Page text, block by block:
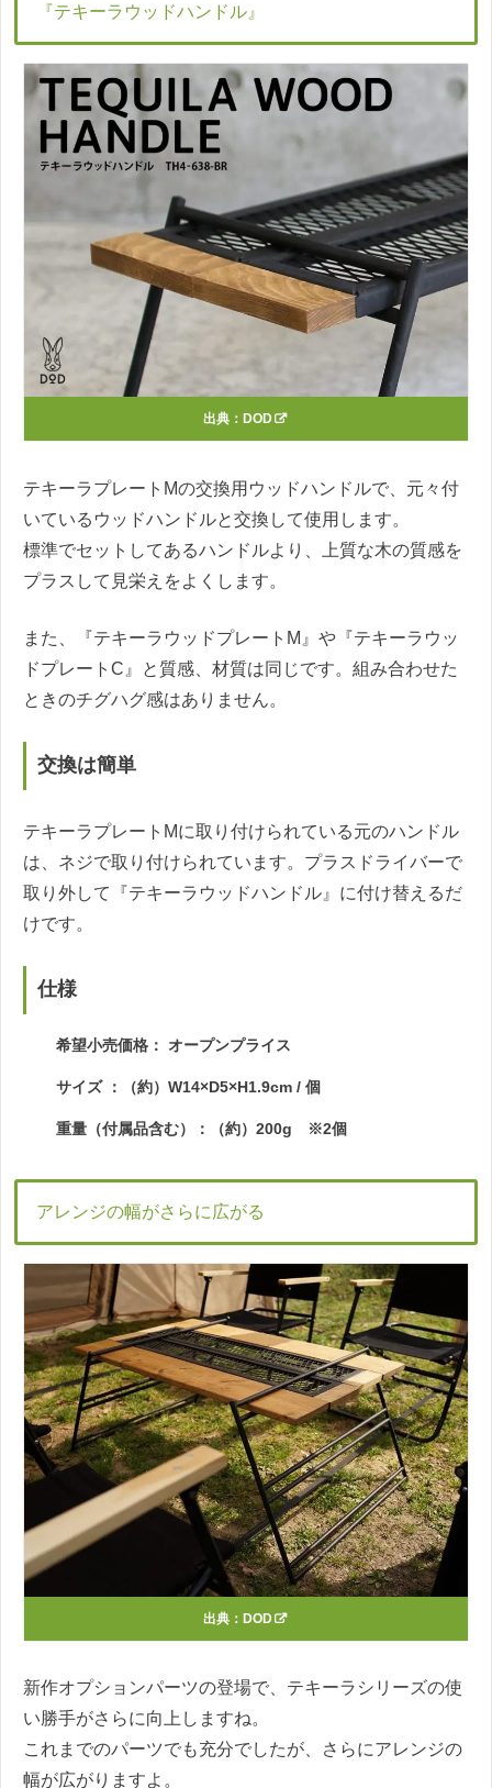
『テキーラウッドハンドル』
出典： DOD
テキーラプレートMの交換用ウッドハンドルで、元々付
いているウッドハンドルと交換して使用します。
標準でセットしてあるハンドルより、上質な木の質感を
プラスして見栄えをよくします。
また、『テキーラウッドプレートM』や『テキーラウッ
ドプレートC』と質感、材質は同じです。組み合わせた
ときのチグハグ感はありません。
交換は簡単
テキーラプレートMに取り付けられている元のハンドル
は、ネジで取り付けられています。プラスドライバーで
取り外して『テキーラウッドハンドル』に付け替えるだ
けです。
仕様
希望小売価格： オープンプライス
サイズ ：（約）W14×D5×H1.9cm / 個
重量（付属品含む）：（約）200g ※2個
アレンジの幅がさらに広がる
出典： DOD
新作オプションパーツの登場で、テキーラシリーズの使
い勝手がさらに向上しますね。
これまでのパーツでも充分でしたが、さらにアレンジの
幅が広がりますよ。